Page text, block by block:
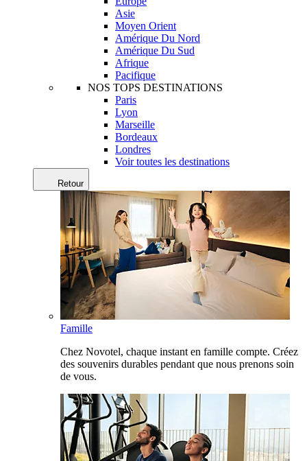
Asie
Moyen Orient
Amérique Du Nord
Amérique Du Sud
Afrique
Pacifique
NOS TOPS DESTINATIONS
Paris
Lyon
Marseille
Bordeaux
Londres
Voir toutes les destinations
Retour
Famille
Chez Novotel, chaque instant en famille compte. Créez
des souvenirs durables pendant que nous prenons soin
de vous.